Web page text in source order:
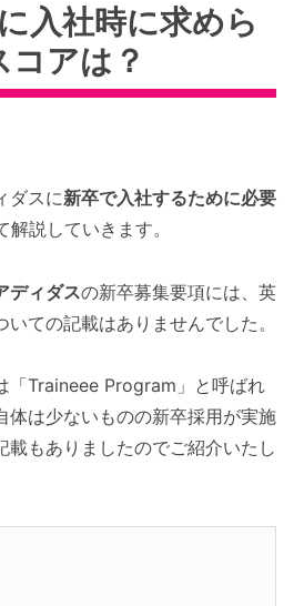
入社時に求めら
アは？
ダスに新卒で入社するために必要
解説していきます。
ディダスの新卒募集要項には、英
ての記載はありませんでした。
「Traineee Program」と呼ばれ
体は少ないものの新卒採用が実施
載もありましたのでご紹介いたし